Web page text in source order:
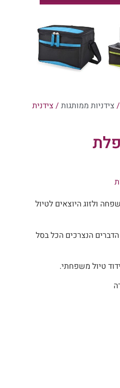
ממותגות/ צידנית
ולזוג היוצאים לטיול
הנצרכים הכל בסל
טיול משפחתי.